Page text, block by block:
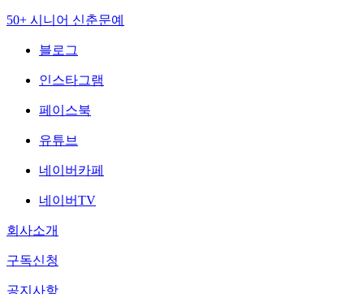
50+ 시니어 신춘문예
블로그
인스타그램
페이스북
유튜브
네이버카페
네이버TV
회사소개
구독신청
공지사항